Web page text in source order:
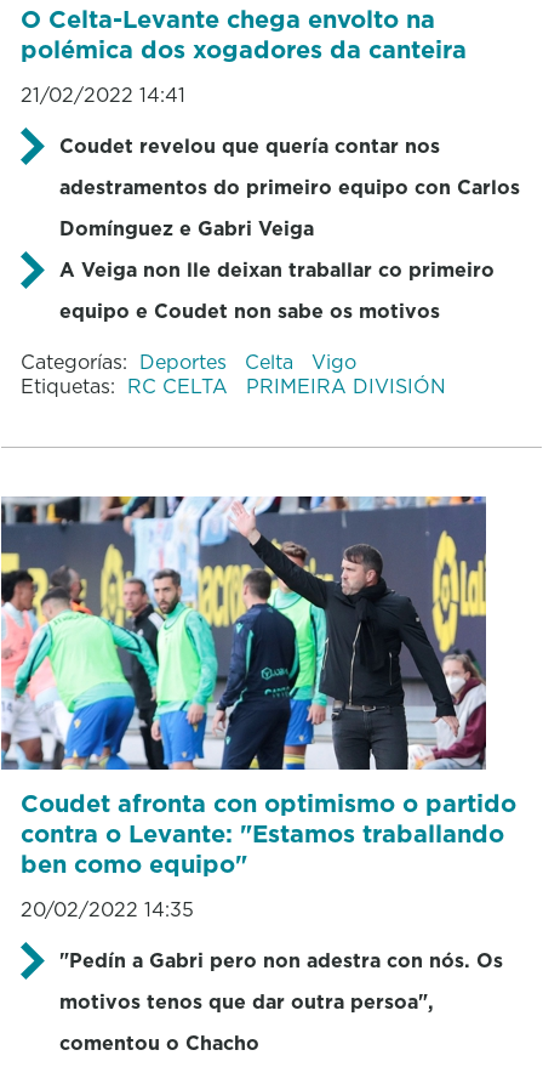
O Celta-Levante chega envolto na
polémica dos xogadores da canteira
21/02/2022 14:41
Coudet revelou que quería contar nos
adestramentos do primeiro equipo con Carlos
Domínguez e Gabri Veiga
A Veiga non lle deixan traballar co primeiro
equipo e Coudet non sabe os motivos
Categorías: Deportes Celta
Vigo
Etiquetas: RC CELTA PRIMEIRA DIVISIÓN
Coudet afronta con optimismo o partido
contra o Levante: "Estamos traballando
ben como equipo"
20/02/2022 14:35
"Pedín a Gabri pero non adestra con nós. Os
motivos tenos que dar outra persoa",
comentou o Chacho